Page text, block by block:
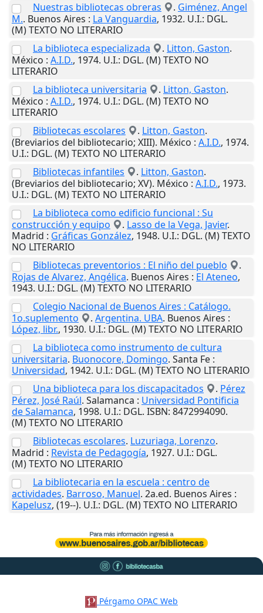
Nuestras bibliotecas obreras
. Giménez, Angel
M.. Buenos Aires : La Vanguardia, 1932. U.I.: DGL.
(M) TEXTO NO LITERARIO
La biblioteca especializada
. Litton, Gaston.
México : A.I.D., 1974. U.I.: DGL. (M) TEXTO NO
LITERARIO
La biblioteca universitaria
. Litton, Gaston.
México : A.I.D., 1974. U.I.: DGL. (M) TEXTO NO
LITERARIO
Bibliotecas escolares
. Litton, Gaston.
(Breviarios del bibliotecario; XIII). México : A.I.D., 1974.
U.I.: DGL. (M) TEXTO NO LITERARIO
Bibliotecas infantiles
. Litton, Gaston.
(Breviarios del bibliotecario; XV). México : A.I.D., 1973.
U.I.: DGL. (M) TEXTO NO LITERARIO
La biblioteca como edificio funcional : Su
construcción y equipo
. Lasso de la Vega, Javier.
Madrid : Gráficas González, 1948. U.I.: DGL. (M) TEXTO
NO LITERARIO
Bibliotecas preventorios : El niño del pueblo
.
Rojas de Alvarez, Angélica. Buenos Aires : El Ateneo,
1943. U.I.: DGL. (M) TEXTO NO LITERARIO
Colegio Nacional de Buenos Aires : Catálogo.
1o.suplemento
. Argentina. UBA. Buenos Aires :
López, libr., 1930. U.I.: DGL. (M) TEXTO NO LITERARIO
La biblioteca como instrumento de cultura
universitaria. Buonocore, Domingo. Santa Fe :
Universidad, 1942. U.I.: DGL. (M) TEXTO NO LITERARIO
Una biblioteca para los discapacitados
. Pérez
Pérez, José Raúl. Salamanca : Universidad Pontificia
de Salamanca, 1998. U.I.: DGL. ISBN: 8472994090.
(M) TEXTO NO LITERARIO
Bibliotecas escolares. Luzuriaga, Lorenzo.
Madrid : Revista de Pedagogía, 1927. U.I.: DGL.
(M) TEXTO NO LITERARIO
La bibliotecaria en la escuela : centro de
actividades. Barroso, Manuel. 2a.ed. Buenos Aires :
Kapelusz, (19--). U.I.: DGL. (M) TEXTO NO LITERARIO
Pérgamo OPAC Web